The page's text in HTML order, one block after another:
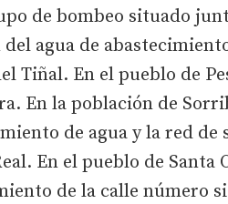
de bombeo situado
agua de
Tiñal. En el pueblo de
En la población de
de agua y la red de
En el pueblo de Santa
de la calle número